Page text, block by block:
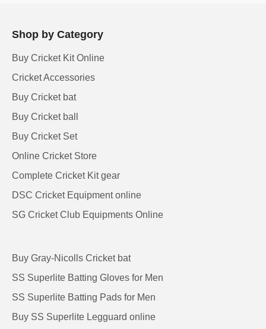
Shop by Category
Buy Cricket Kit Online
Cricket Accessories
Buy Cricket bat
Buy Cricket ball
Buy Cricket Set
Online Cricket Store
Complete Cricket Kit gear
DSC Cricket Equipment online
SG Cricket Club Equipments Online
Buy Gray-Nicolls Cricket bat
SS Superlite Batting Gloves for Men
SS Superlite Batting Pads for Men
Buy SS Superlite Legguard online